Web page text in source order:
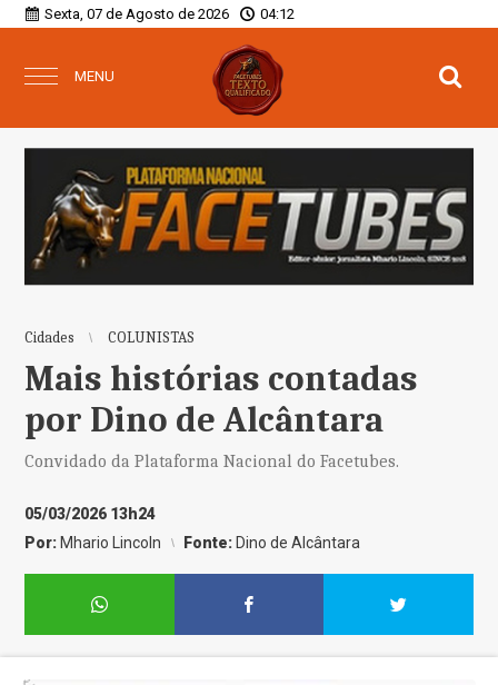
Sexta, 07 de Agosto de 2026 04:12
MENU
Cidades COLUNISTAS
Mais histórias contadas
por Dino de Alcântara
Convidado da Plataforma Nacional do Facetubes.
05/03/2026 13h24
Por: Mhario Lincoln Fonte: Dino de Alcântara